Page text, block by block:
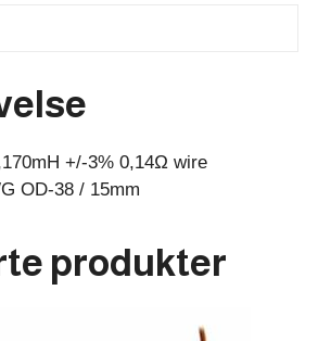
antall+/-3% 0,14Ω wire
OD-38 / 15mm
produkter